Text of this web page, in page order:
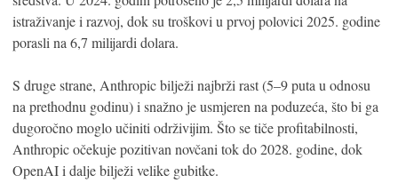
istraživanje i razvoj, dok su troškovi u prvoj polovici 2025. godine
porasli na 6,7 milijardi dolara.
S druge strane, Anthropic bilježi najbrži rast (5–9 puta u odnosu
na prethodnu godinu) i snažno je usmjeren na poduzeća, što bi ga
dugoročno moglo učiniti održivijim. Što se tiče profitabilnosti,
Anthropic očekuje pozitivan novčani tok do 2028. godine, dok
OpenAI i dalje bilježi velike gubitke.